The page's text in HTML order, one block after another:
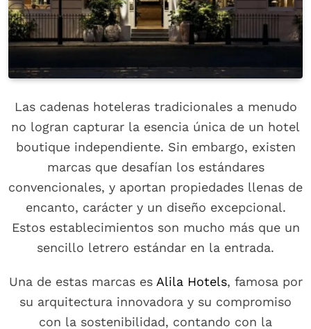
Las cadenas hoteleras tradicionales a menudo
no logran capturar la esencia única de un hotel
boutique independiente. Sin embargo, existen
marcas que desafían los estándares
convencionales, y aportan propiedades llenas de
encanto, carácter y un diseño excepcional.
Estos establecimientos son mucho más que un
sencillo letrero estándar en la entrada.
Una de estas marcas es Alila Hotels, famosa por
su arquitectura innovadora y su compromiso
con la sostenibilidad, contando con la